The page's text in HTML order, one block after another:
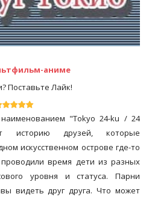
аниме
Поставьте Лайк!
"Tokyo 24-ku / 24
историю друзей, которые
искусственном острове где-то
время дети из разных
уровня и статуса. Парни
видеть друг друга. Что может